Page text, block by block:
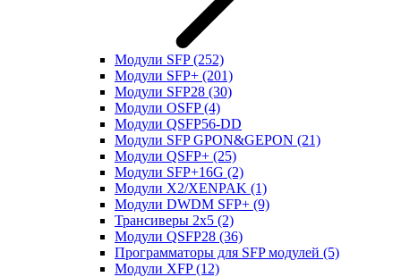
Модули SFP(252)
Модули SFP+ (201)
Модули SFP28 (30)
Модули OSFP(4)
Модули QSFP56-DD
Модули SFP GPON&GEPON (21)
Модули QSFP+ (25)
Модули SFP+16G (2)
Модули X2/XENPAK (1)
Модули DWDM SFP+ (9)
Трансиверы 2x5 (2)
Модули QSFP28 (36)
Программаторы для SFP модулей (5)
Модули XFP(12)